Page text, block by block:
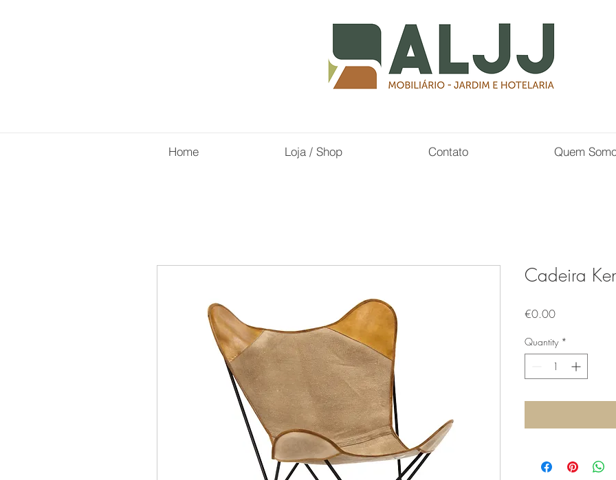
Home Loja / Shop Contato Quem
Cadeira
€0.00Price
Quantity *